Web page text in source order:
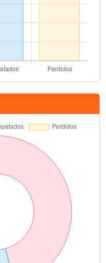
Gonçalo Guedes
Marcos André
Yunus Musah